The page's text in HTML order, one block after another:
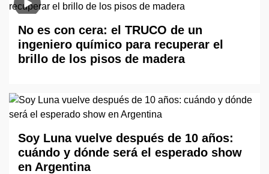
No es con cera: el TRUCO de un
ingeniero químico para recuperar el
brillo de los pisos de madera
Soy Luna vuelve después de 10 años:
cuándo y dónde será el esperado show
en Argentina